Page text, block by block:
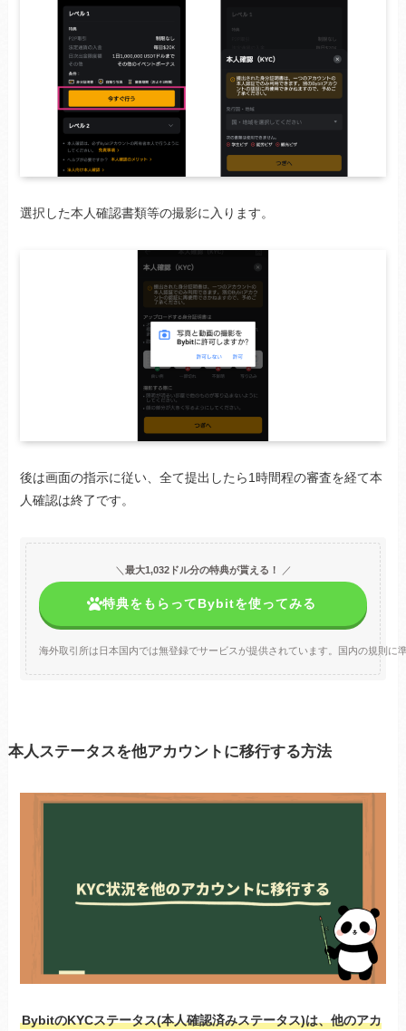
選択した本人確認書類等の撮影に入ります。
後は画面の指示に従い、全て提出したら1時間程の審査を経て本
人確認は終了です。
＼ 最大1,032ドル分の特典が貰える！ ／
特典をもらってBybitを使ってみる
海外取引所は日本国内では無登録でサービスが提供されています。国内の規則
本人ステータスを他アカウントに移行する方法
BybitのKYCステータス(本人確認済みステータス)は、他のアカ